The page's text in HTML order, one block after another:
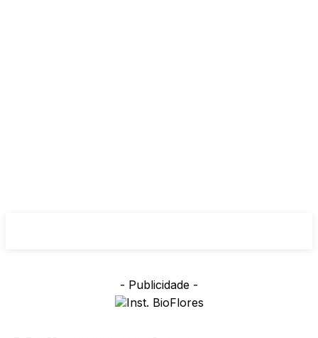
- Publicidade -